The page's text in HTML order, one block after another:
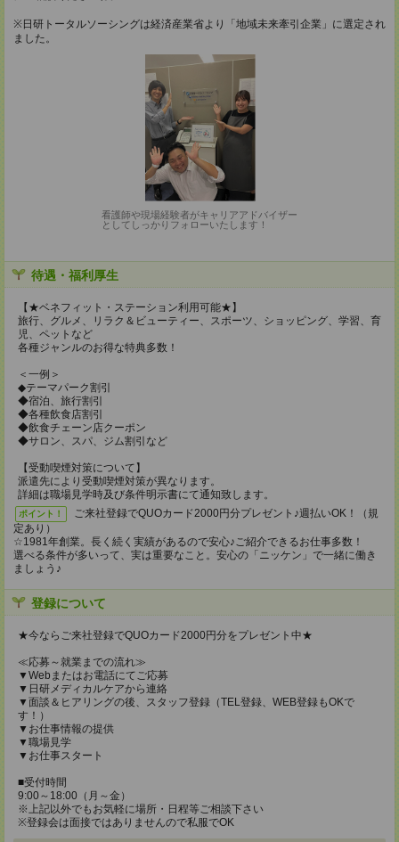
※日研トータルソーシングは経済産業省より「地域未来牽引企業」に選定され
ました。
看護師や現場経験者がキャリアアドバイザー
としてしっかりフォローいたします！
待遇・福利厚生
【★ベネフィット・ステーション利用可能★】
旅行、グルメ、リラク＆ビューティー、スポーツ、ショッピング、学習、育
児、ペットなど
各種ジャンルのお得な特典多数！
＜一例＞
◆テーマパーク割引
◆宿泊、旅行割引
◆各種飲食店割引
◆飲食チェーン店クーポン
◆サロン、スパ、ジム割引など
【受動喫煙対策について】
派遣先により受動喫煙対策が異なります。
詳細は職場見学時及び条件明示書にて通知致します。
ポイント！
ご来社登録でQUOカード2000円分プレゼント♪週払いOK！（規
定あり）
☆1981年創業。長く続く実績があるので安心♪ご紹介できるお仕事多数！
選べる条件が多いって、実は重要なこと。安心の「ニッケン」で一緒に働き
ましょう♪
登録について
★今ならご来社登録でQUOカード2000円分をプレゼント中★
≪応募～就業までの流れ≫
▼Webまたはお電話にてご応募
▼日研メディカルケアから連絡
▼面談＆ヒアリングの後、スタッフ登録（TEL登録、WEB登録もOKで
す！）
▼お仕事情報の提供
▼職場見学
▼お仕事スタート
■受付時間
9:00～18:00（月～金）
※上記以外でもお気軽に場所・日程等ご相談下さい
※登録会は面接ではありませんので私服でOK